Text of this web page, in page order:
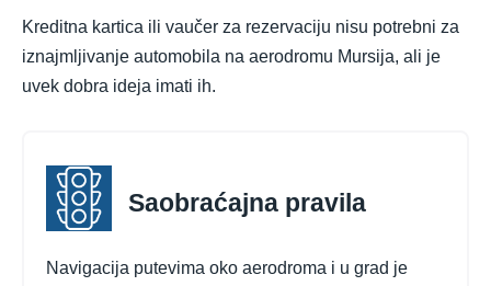
Kreditna kartica ili vaučer za rezervaciju nisu potrebni za
iznajmljivanje automobila na aerodromu Mursija, ali je
uvek dobra ideja imati ih.
Saobraćajna pravila
Navigacija putevima oko aerodroma i u grad je